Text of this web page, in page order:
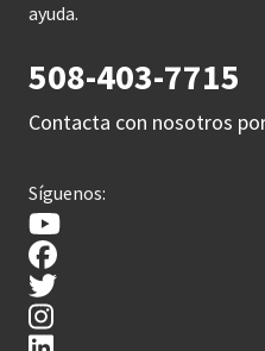
ayuda.
508-403-7715
Contacta con nosotros
Síguenos: